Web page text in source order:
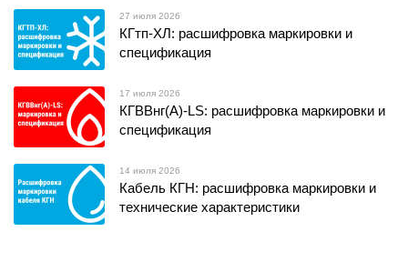
27 июля 2026
КГтп-ХЛ: расшифровка маркировки и
спецификация
17 июля 2026
КГВВнг(А)-LS: расшифровка маркировки и
спецификация
14 июля 2026
Кабель КГН: расшифровка маркировки и
технические характеристики